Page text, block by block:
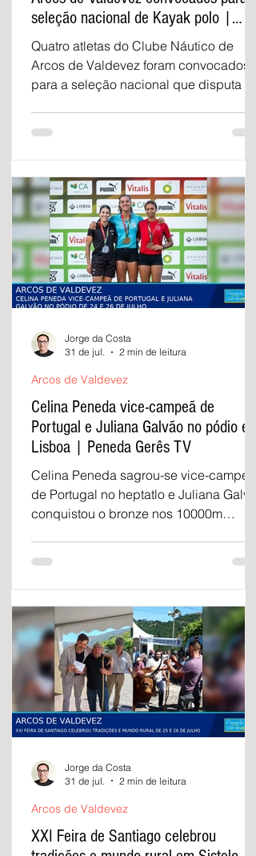
seleção nacional de Kayak polo |
Peneda Gerês TV
Quatro atletas do Clube Náutico de
Arcos de Valdevez foram convocados
para a seleção nacional que disputa o
Celina Peneda vice-campeã de
Portugal e Juliana Galvão no pódio em
Lisboa | Peneda Gerês TV
Celina Peneda sagrou-se vice-campeã
de Portugal no heptatlo e Juliana Galvão
conquistou o bronze nos 10000m
Arcos de Valdevez
Jorge da Costa
31 de jul.
2 min de leitura
XXI Feira de Santiago celebrou
Arcos de Valdevez
Jorge da Costa
31 de jul.
2 min de leitura